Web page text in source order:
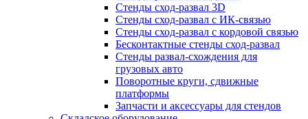
Стенды сход-развал 3D
Стенды сход-развал с ИК-связью
Стенды сход-развал с кордовой связью
Бесконтактные стенды сход-развал
Стенды развал-схождения для
грузовых авто
Поворотные круги, сдвижные
платформы
Запчасти и аксессуары для стендов